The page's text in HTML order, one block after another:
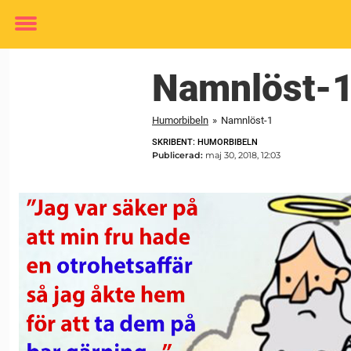
Toggle
Namnlöst-
Humorbibeln » Namnlöst-1
SKRIBENT: HUMORBIBELN
Publicerad: maj 30, 2018, 12:03